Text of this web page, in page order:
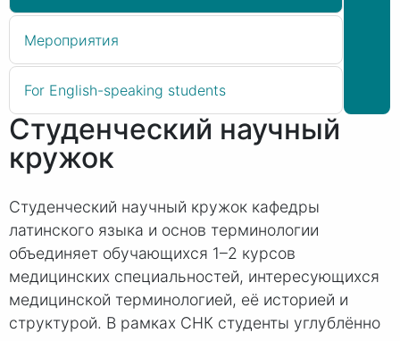
Мероприятия
For English-speaking students
Студенческий научный
кружок
Студенческий научный кружок кафедры
латинского языка и основ терминологии
объединяет обучающихся 1–2 курсов
медицинских специальностей, интересующихся
медицинской терминологией, её историей и
структурой. В рамках СНК студенты углублённо